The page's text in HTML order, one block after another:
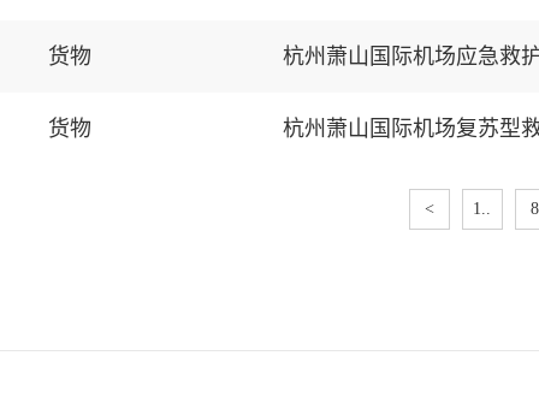
货物 杭州萧山国际机场应急救
货物 杭州萧山国际机场复苏型
< 1.. 8